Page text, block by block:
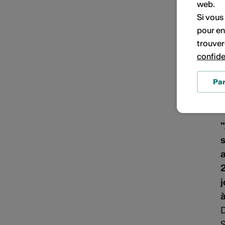
web.
Si
pour